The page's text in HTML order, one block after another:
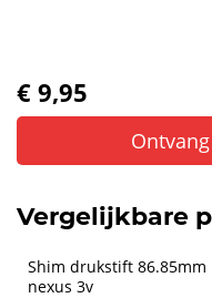
€ 9,95
Vergelijkbare
Shim drukstift 86.85mm
nexus 3v